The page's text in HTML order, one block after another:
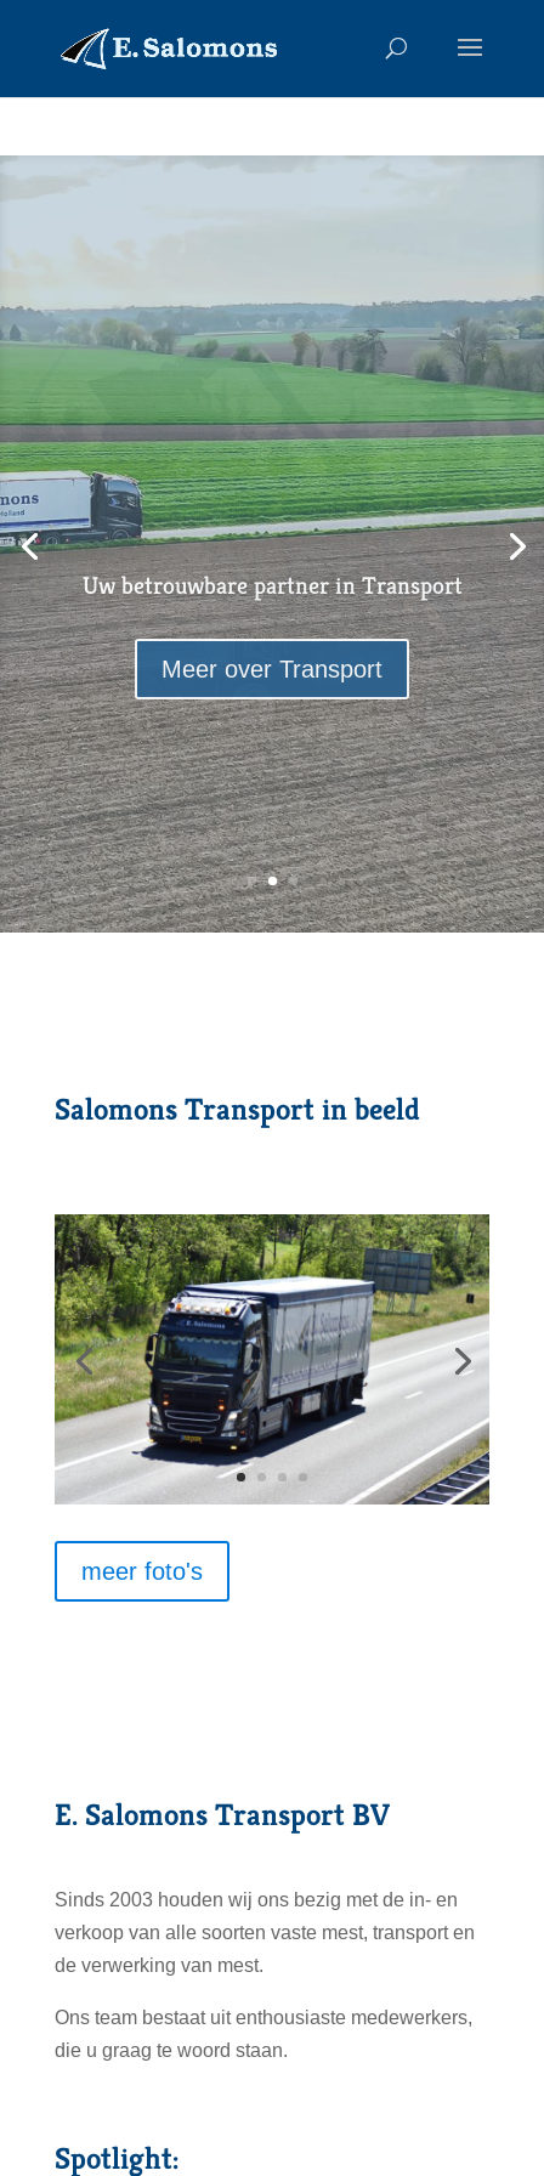
Uw betrouwbare partner in Transport
Meer over Transport
Salomons Transport in beeld
meer foto's
E. Salomons Transport BV
Sinds 2003 houden wij ons bezig met de in- en
verkoop van alle soorten vaste mest, transport en
de verwerking van mest.
Ons team bestaat uit enthousiaste medewerkers,
die u graag te woord staan.
Spotlight: